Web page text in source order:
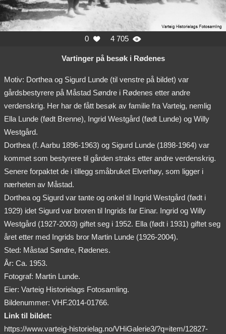
0  4 705 
Vartinger på besøk i Rødenes
Motiv: Dorthea og Sigurd Lunde (til venstre på bildet) var
gårdsbestyrere på Måstad Søndre i Rødenes etter andre
verdenskrig. Her har de fått besøk av familie fra Varteig, nemlig
Ella Lunde (født Brenne), Ingrid Westgård (født Lunde) og Willy
Westgård.
Dorthea (f. Aarbu 1896-1963) og Sigurd Lunde (1898-1964) var
kommet som bestyrere til gården straks etter andre verdenskrig.
Senere forpaktet de i tillegg småbruket Elverhøy, som ligger i
nærheten av Måstad.
Dorthea og Sigurd var tante og onkel til Ingrid Westgård (født i
1929) idet Sigurd var broren til Ingrids far Einar. Ingrid og Willy
Westgård (1927-2003) giftet seg i 1952. Ella (født i 1931) giftet seg
året etter med Ingrids bror Martin Lunde (1926-2004).
Sted: Måstad Søndre, Rødenes.
År: Ca. 1953.
Fotograf: Martin Lunde.
Eier: Varteig Historielags Fotosamling.
Bildenummer: VHF.2014-01766.
Link til bildet:
https://www.varteig-historielag.no/VHiGalerie3/?q=item/12827-